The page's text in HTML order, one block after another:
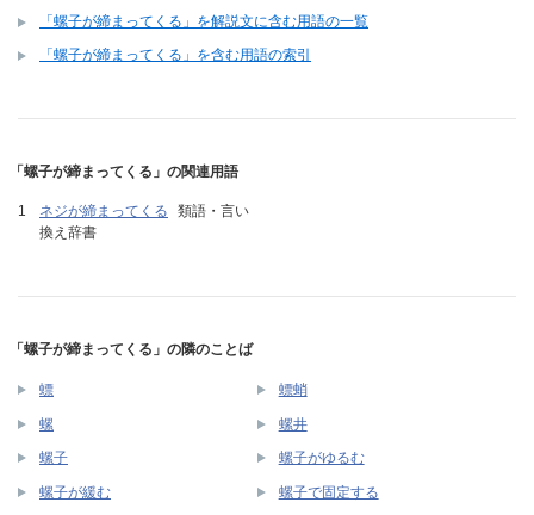
「螺子が締まってくる」を解説文に含む用語の一覧
「螺子が締まってくる」を含む用語の索引
「螺子が締まってくる」の関連用語
ネジが締まってくる
類語・言い
換え辞書
「螺子が締まってくる」の隣のことば
螵 螵蛸
螺 螺井
螺子 螺子がゆるむ
螺子が緩む 螺子で固定する